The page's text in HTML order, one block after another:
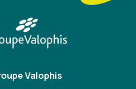
Valophis